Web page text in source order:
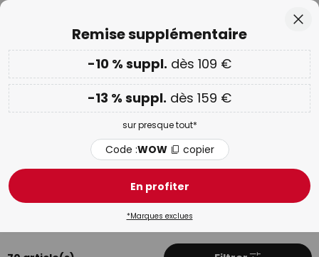
-10 % suppl. dès 109 € & -13 % suppl. dès 159 €
presque tout
Code : WOW copier
jusqu'à -70 %
FRITZ HANSEN
Plus d'informations sur FRITZ
HANSEN
Remise supplémentaire
-10 % suppl. dès 109 €
-13 % suppl. dès 159 €
sur presque tout*
Code :WOW copier
En profiter
*Marques exclues